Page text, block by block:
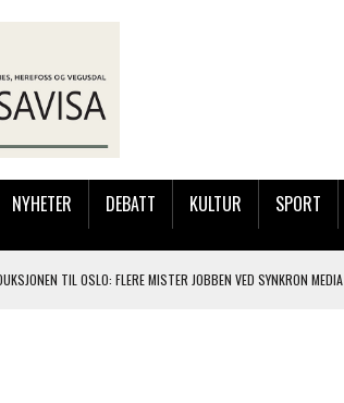
NYHETER DEBATT KULTUR SPORT
TIL OSLO: FLERE MISTER JOBBEN VED SYNKRON MEDIA